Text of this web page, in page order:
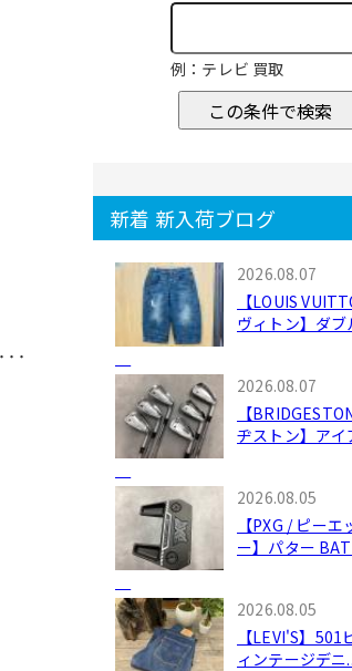
例：テレビ 買取
この条件で検索
新着 新入荷ブログ
2026.08.07
【LOUIS
ヴィトン】ダブ
2026.08.07
【
ヂストン】アイ
2026.08.05
【PXG / ピー
ー】パター
2026.08.05
【LEVI'S】501
ィンテージデニ